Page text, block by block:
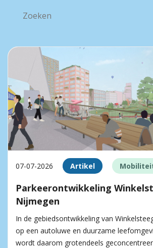
07-07-2026 Artikel
Parkeerontwikkeling
Nijmegen
In de gebiedsontwikkeling van
op een autoluwe en duurzame
wordt daarom grotendeels